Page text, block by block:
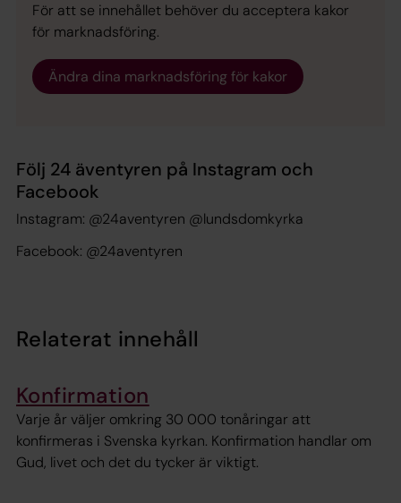
För att se innehållet behöver du acceptera kakor
för marknadsföring.
Ändra dina marknadsföring för kakor
Följ 24 äventyren på Instagram och
Facebook
Instagram: @24aventyren @lundsdomkyrka
Facebook: @24aventyren
Relaterat innehåll
Konfirmation
Varje år väljer omkring 30 000 tonåringar att
konfirmeras i Svenska kyrkan. Konfirmation handlar om
Gud, livet och det du tycker är viktigt.